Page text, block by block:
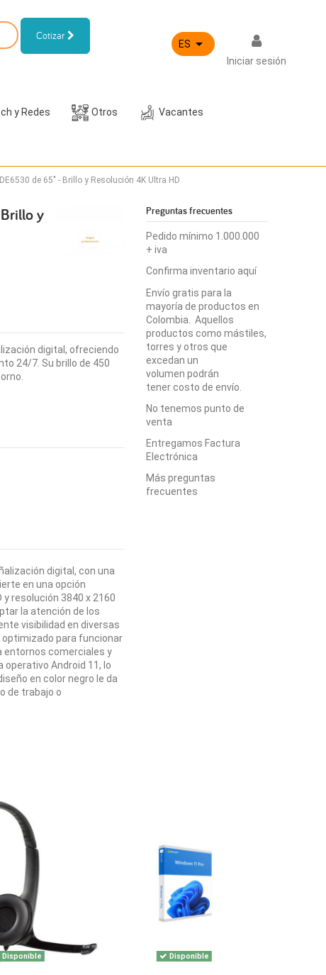
Cotizar
ES 
Iniciar sesión
y Redes Otros Vacantes
de 65" - Brillo y Resolución 4K Ultra HD
y
digital, ofreciendo
24/7. Su brillo de 450
digital, con una
en una opción
resolución 3840 x 2160
la atención de los
visibilidad en diversas
optimizado para funcionar
entornos comerciales y
Android 11, lo
en color negro le da
de trabajo o
Preguntas frecuentes
Pedido mínimo 1.000.000
+ iva
Confirma inventario aquí
Envío gratis para la
mayoría de productos en
Colombia. Aquellos
productos como mástiles,
torres y otros que
excedan un
volumen podrán
tener costo de envío.
No tenemos punto de
venta
Entregamos Factura
Electrónica
Más preguntas
frecuentes
Disponible Disponible